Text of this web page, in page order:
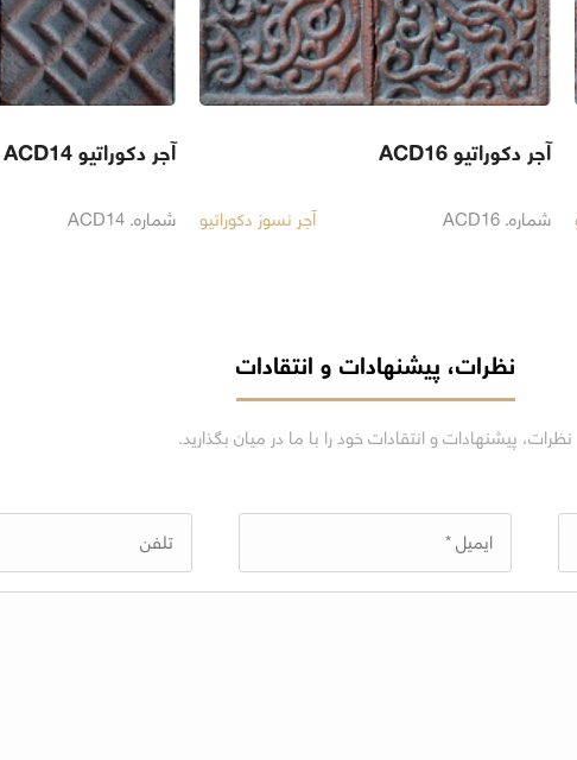
آجر دکوراتیو ACD16
شماره. ACD16 آجر نسوز دکوراتیو
آجر دکوراتیو ACD14
شماره. ACD14
نظرات، پیشنهادات و انتقادات
نظرات، پیشنهادات و انتقادات خود را با ما در میان بگذارید.